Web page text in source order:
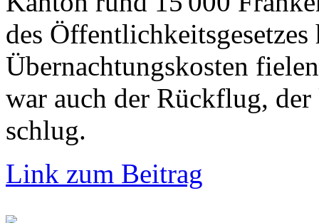
des
Übernachtungskosten
war auch der Rückflug,
schlug.
Link zum Beitrag